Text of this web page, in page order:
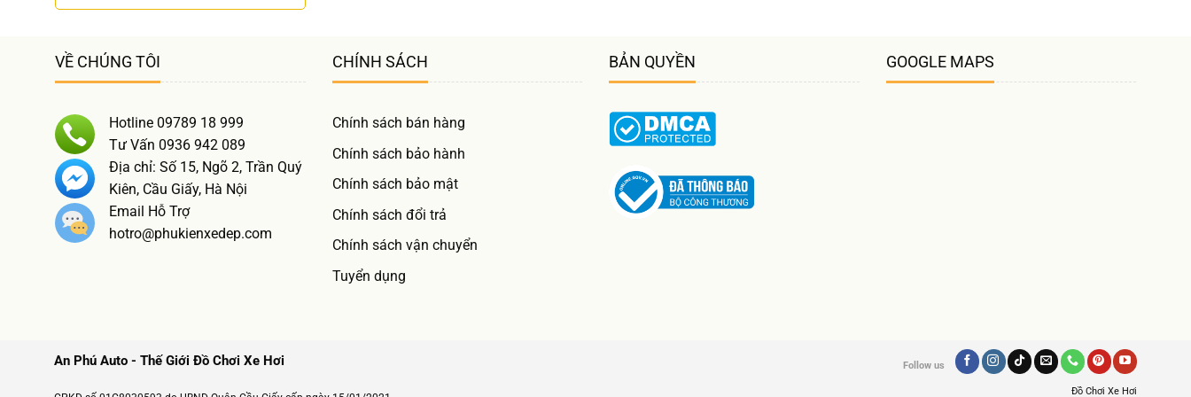
VỀ CHÚNG TÔI
Hotline 09789 18 999
Tư Vấn 0936 942 089
Địa chỉ: Số 15, Ngõ 2, Trần Quý
Kiên, Cầu Giấy, Hà Nội
Email Hỗ Trợ
hotro@phukienxedep.com
CHÍNH SÁCH
Chính sách bán hàng
Chính sách bảo hành
Chính sách bảo mật
Chính sách đổi trả
Chính sách vận chuyển
Tuyển dụng
BẢN QUYỀN GOOGLE MAPS
An Phú Auto - Thế Giới Đồ Chơi Xe Hơi Follow us
Đồ Chơi Xe Hơi